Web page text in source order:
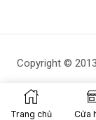
Trang chủ Cửa
Copyright ©